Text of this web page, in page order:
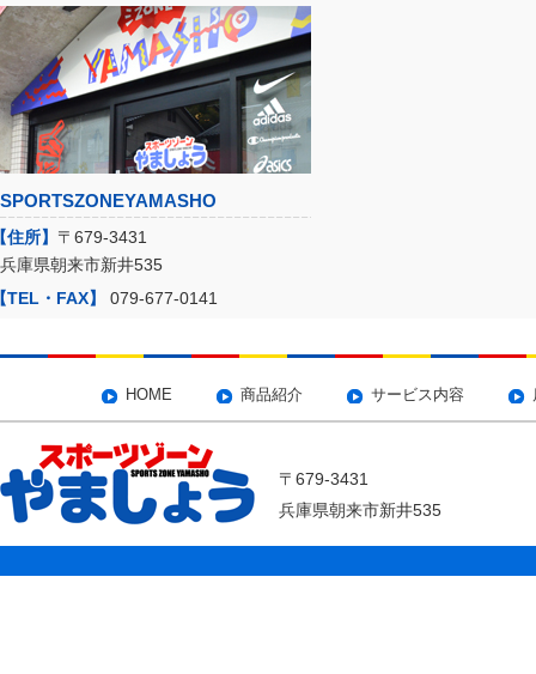
SPORTSZONEYAMASHO
住所】 〒679-3431
兵庫県朝来市新井535
TEL・FAX】
079-677-0141
HOME 商品紹介 サービス内容
〒679-3431
兵庫県朝来市新井535